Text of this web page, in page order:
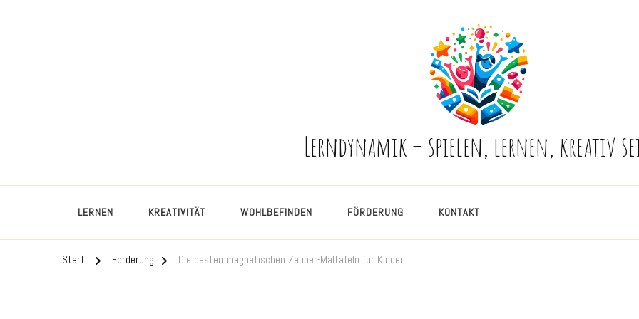
Lerndynamik – spielen, lernen, kreativ
LERNEN KREATIVITÄT WOHLBEFINDEN FÖRDERUNG KONTAKT
Start Förderung Die besten magnetischen Zauber-Maltafeln für Kinder